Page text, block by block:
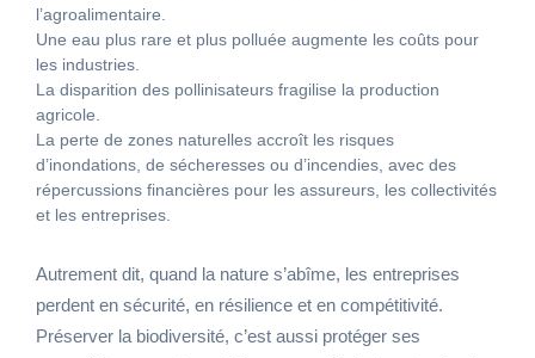
l’agroalimentaire.
Une eau plus rare et plus polluée augmente les coûts pour
les industries.
La disparition des pollinisateurs fragilise la production
agricole.
La perte de zones naturelles accroît les risques
d’inondations, de sécheresses ou d’incendies, avec des
répercussions financières pour les assureurs, les collectivités
et les entreprises.
Autrement dit, quand la nature s’abîme, les entreprises
perdent en sécurité, en résilience et en compétitivité.
Préserver la biodiversité, c’est aussi protéger ses